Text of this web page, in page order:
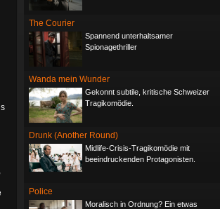
The Courier
Spannend unterhaltsamer
Spionagethriller
Wanda mein Wunder
Gekonnt subtile, kritische Schweizer
Tragikomödie.
Drunk (Another Round)
Midlife-Crisis-Tragikomödie mit
beeindruckenden Protagonisten.
Police
Moralisch in Ordnung? Ein etwas